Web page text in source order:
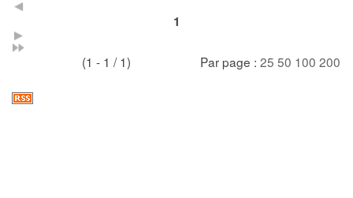
1
(1 - 1 / 1) Par page : 25 50 100 200